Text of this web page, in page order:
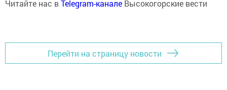
Читайте нас вTelegram-канале Высокогорские вести
Перейти на страницу новости